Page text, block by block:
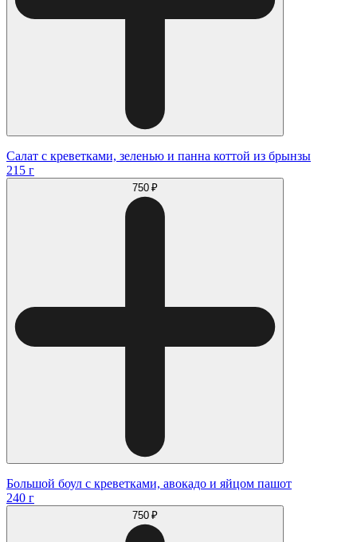
Салат с креветками, зеленью и панна коттой из брынзы
215 г
750 ₽
Большой боул с креветками, авокадо и яйцом пашот
240 г
750 ₽